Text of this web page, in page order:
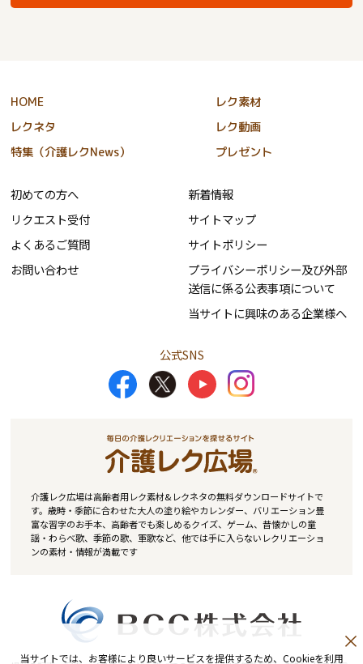
HOME
レク素材
レクネタ
レク動画
特集（介護レクNews）
プレゼント
初めての方へ
リクエスト受付
よくあるご質問
お問い合わせ
新着情報
サイトマップ
サイトポリシー
プライバシーポリシー及び外部
送信に係る公表事項について
当サイトに興味のある企業様へ
公式SNS
介護レク広場は高齢者用レク素材&レクネタの無料ダウンロードサイトで
す。歳時・季節に合わせた大人の塗り絵やカレンダー、バリエーション豊
富な習字のお手本、高齢者でも楽しめるクイズ、ゲーム、昔懐かしの童
謡・わらべ歌、季節の歌、軍歌など、他では手に入らないレクリエーショ
ンの素材・情報が満載です
当サイトでは、お客様により良いサービスを提供するため、Cookieを利用